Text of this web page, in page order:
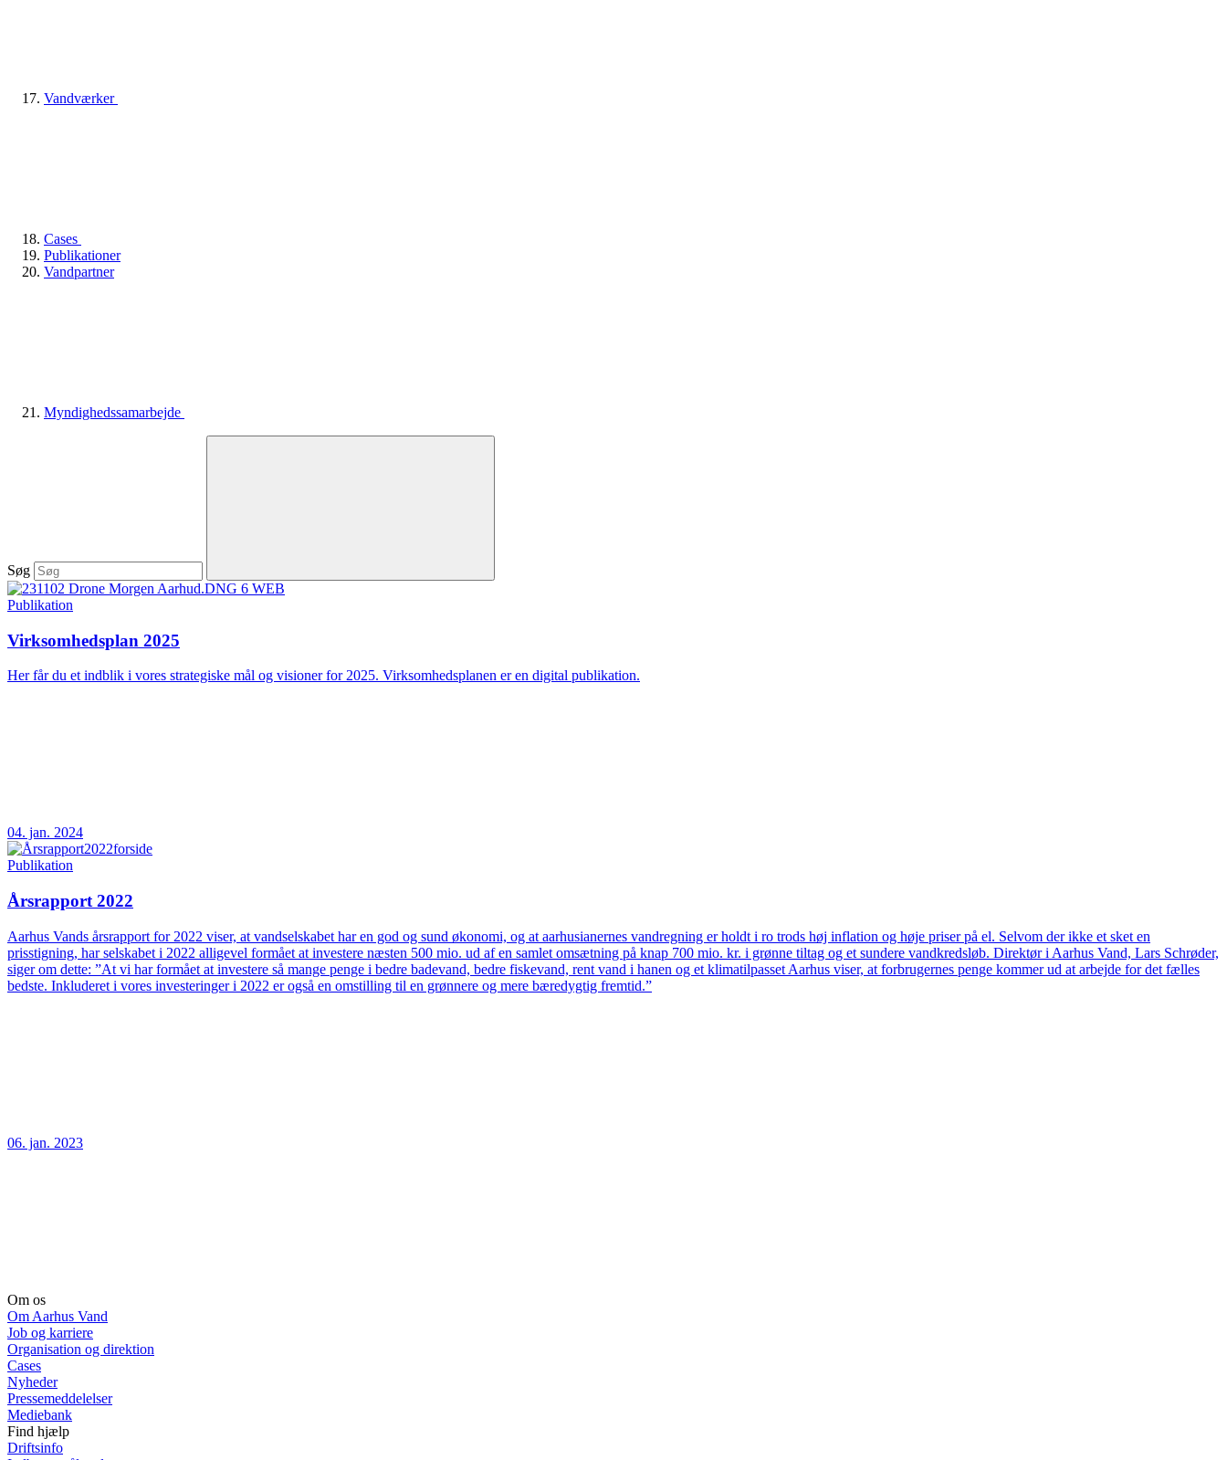
Vandværker
Cases
Publikationer
Vandpartner
Myndighedssamarbejde
Søg
Publikation
Virksomhedsplan 2025
Her får du et indblik i vores strategiske mål og visioner for 2025. Virksomhedsplanen er en digital publikation.
04. jan. 2024
Publikation
Årsrapport 2022
Aarhus Vands årsrapport for 2022 viser, at vandselskabet har en god og sund økonomi, og at aarhusianernes vandregning er holdt i ro trods høj inflation og høje priser på el. Selvom der ikke et sket en
prisstigning, har selskabet i 2022 alligevel formået at investere næsten 500 mio. ud af en samlet omsætning på knap 700 mio. kr. i grønne tiltag og et sundere vandkredsløb. Direktør i Aarhus Vand, Lars Schrøder,
siger om dette: ”At vi har formået at investere så mange penge i bedre badevand, bedre fiskevand, rent vand i hanen og et klimatilpasset Aarhus viser, at forbrugernes penge kommer ud at arbejde for det fælles
bedste. Inkluderet i vores investeringer i 2022 er også en omstilling til en grønnere og mere bæredygtig fremtid.”
06. jan. 2023
Om os
Om Aarhus Vand
Job og karriere
Organisation og direktion
Cases
Nyheder
Pressemeddelelser
Mediebank
Find hjælp
Driftsinfo